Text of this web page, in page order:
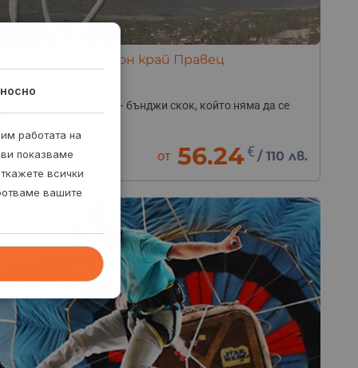
с бънджи от балон край Правец
адреналин с гледка – бънджи скок, който няма да се
Правец - до София
от 56.24€ / 110 лв.
работата на
показваме
всички
вашите